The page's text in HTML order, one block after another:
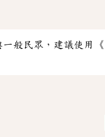
一般民眾，建議使用《